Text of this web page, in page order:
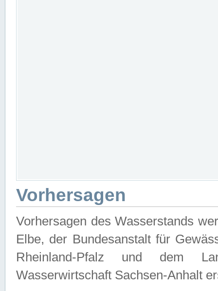
Vorhersagen
Vorhersagen des Wasserstands
Elbe, der Bundesanstalt für
Rheinland-Pfalz und dem
Wasserwirtschaft Sachsen-Anhalt